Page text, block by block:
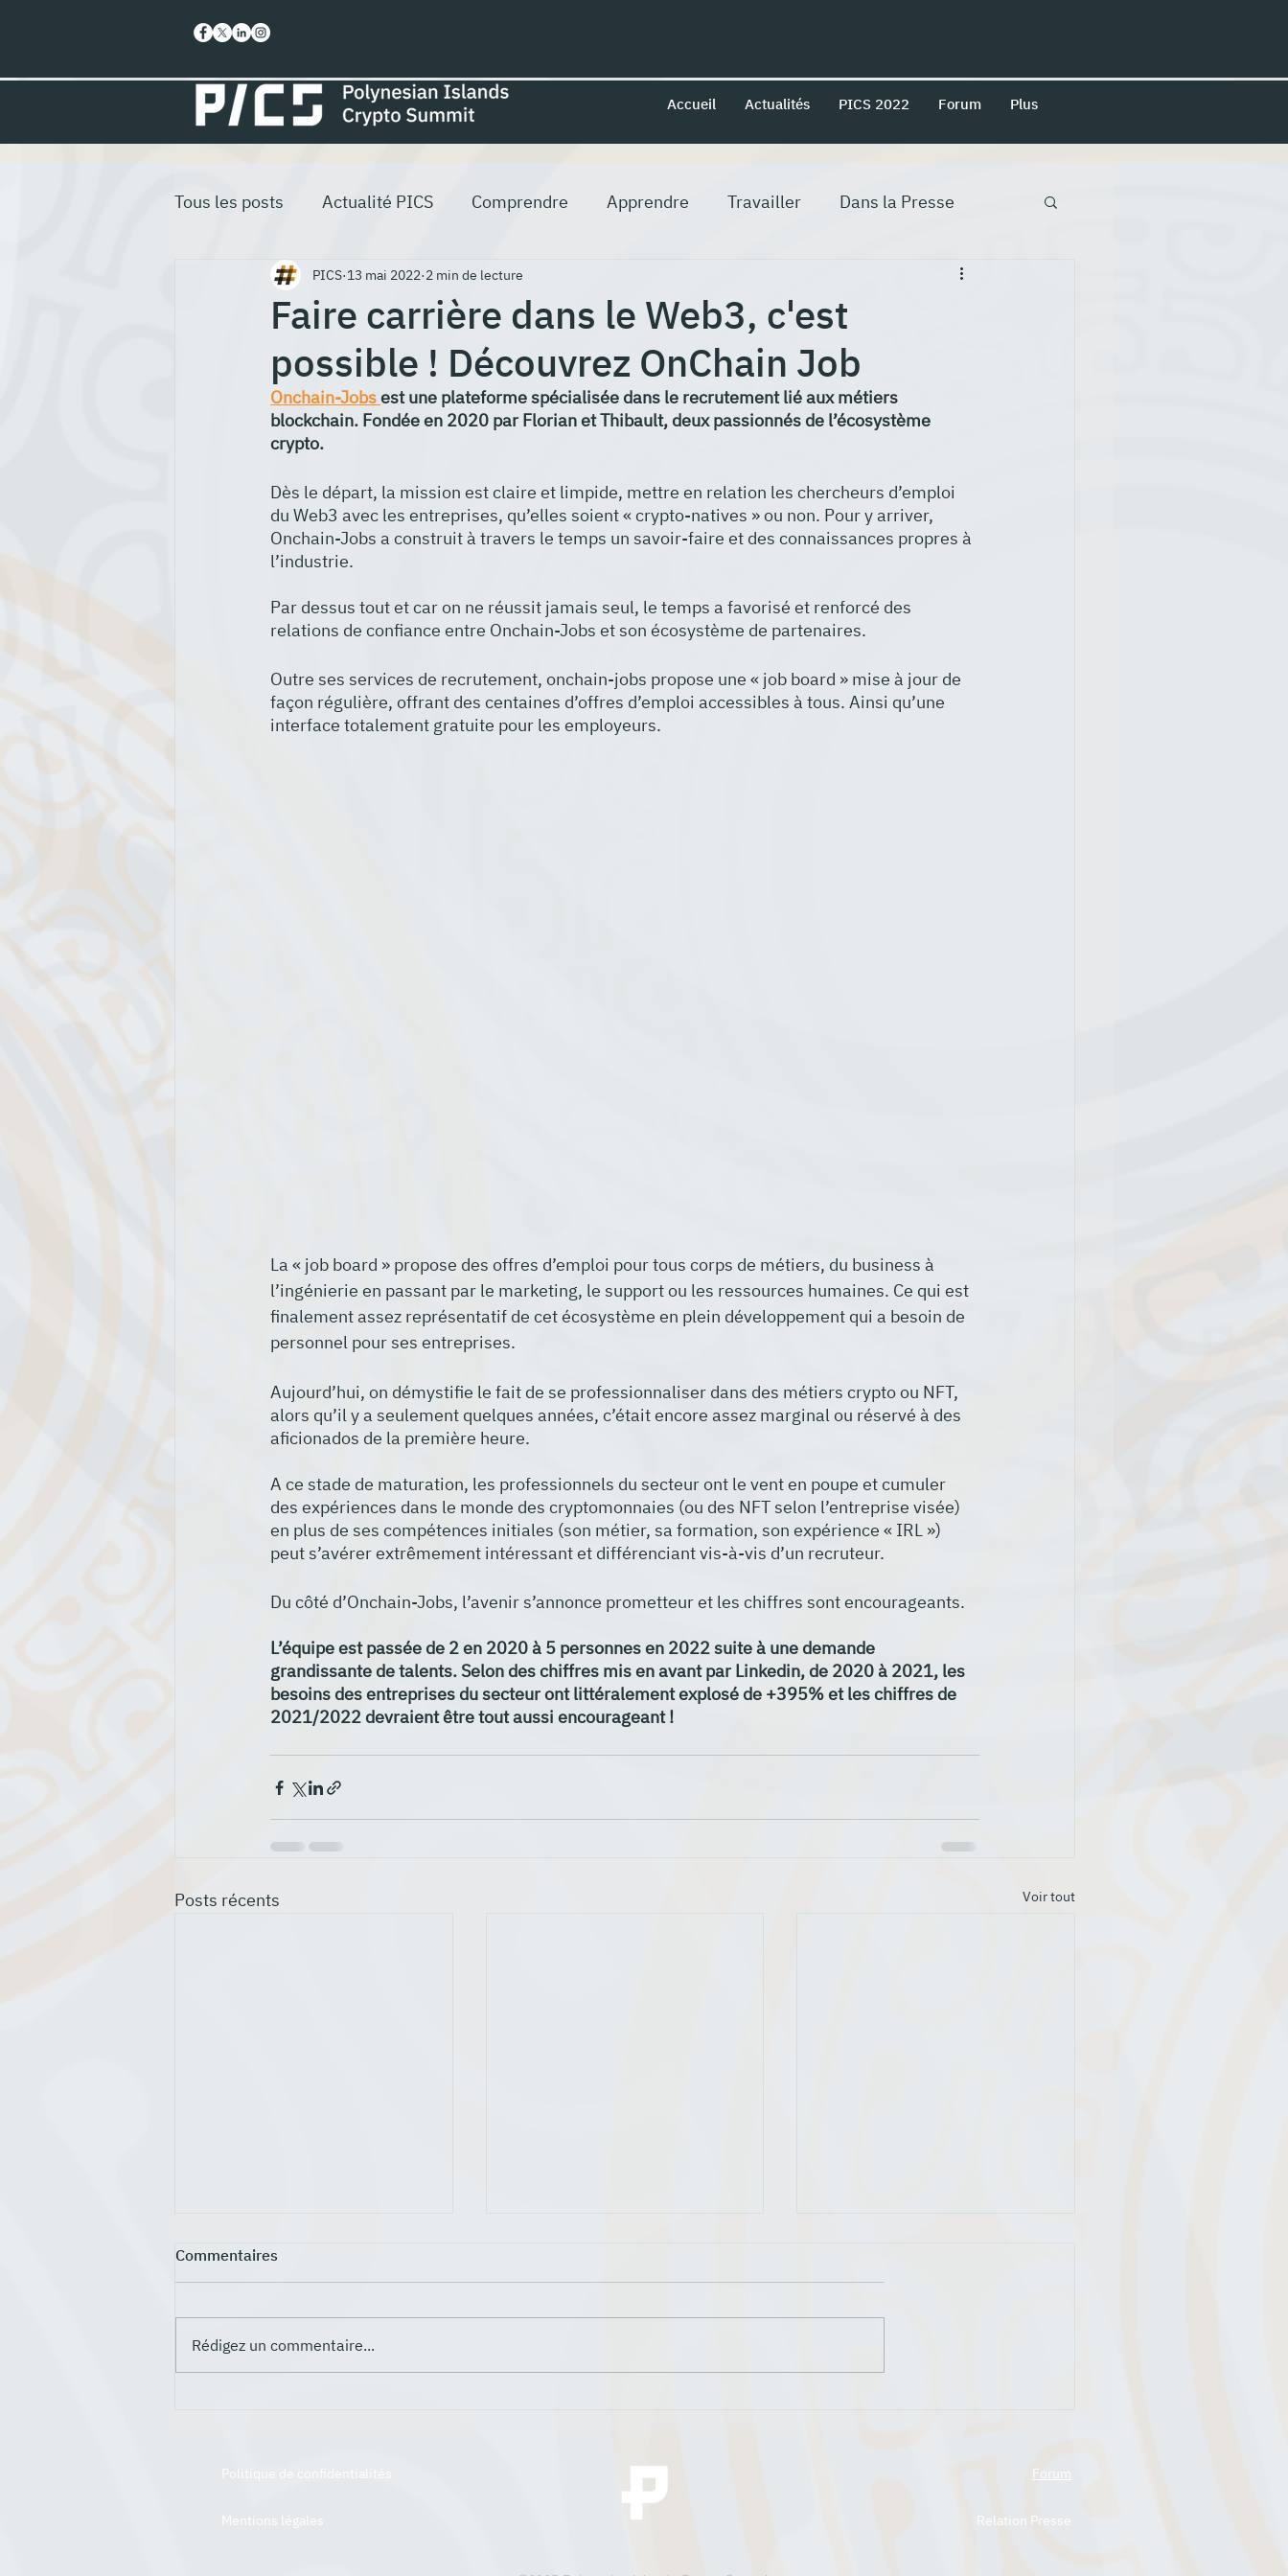
Tous les posts Actualité PICS Comprendre Apprendre Travailler Dans la Presse
Faire carrière dans le Web3, c'est
possible ! Découvrez OnChain Job
PICS 13 mai 2022 2 min de lecture
Onchain-Jobs est une plateforme spécialisée dans le recrutement lié aux métiers
blockchain. Fondée en 2020 par Florian et Thibault, deux passionnés de l’écosystème
crypto.
Dès le départ, la mission est claire et limpide, mettre en relation les chercheurs d’emploi
du Web3 avec les entreprises, qu’elles soient « crypto-natives » ou non. Pour y arriver,
Onchain-Jobs a construit à travers le temps un savoir-faire et des connaissances propres à
l’industrie.
Par dessus tout et car on ne réussit jamais seul, le temps a favorisé et renforcé des
relations de confiance entre Onchain-Jobs et son écosystème de partenaires.
Outre ses services de recrutement, onchain-jobs propose une « job board » mise à jour de
façon régulière, offrant des centaines d’offres d’emploi accessibles à tous. Ainsi qu’une
interface totalement gratuite pour les employeurs.
La « job board » propose des offres d’emploi pour tous corps de métiers, du business à
l’ingénierie en passant par le marketing, le support ou les ressources humaines. Ce qui est
finalement assez représentatif de cet écosystème en plein développement qui a besoin de
personnel pour ses entreprises.
Aujourd’hui, on démystifie le fait de se professionnaliser dans des métiers crypto ou NFT,
alors qu’il y a seulement quelques années, c’était encore assez marginal ou réservé à des
aficionados de la première heure.
A ce stade de maturation, les professionnels du secteur ont le vent en poupe et cumuler
des expériences dans le monde des cryptomonnaies (ou des NFT selon l’entreprise visée)
en plus de ses compétences initiales (son métier, sa formation, son expérience « IRL »)
peut s’avérer extrêmement intéressant et différenciant vis-à-vis d’un recruteur.
Du côté d’Onchain-Jobs, l’avenir s’annonce prometteur et les chiffres sont encourageants.
L’équipe est passée de 2 en 2020 à 5 personnes en 2022 suite à une demande
grandissante de talents. Selon des chiffres mis en avant par Linkedin, de 2020 à 2021, les
besoins des entreprises du secteur ont littéralement explosé de +395% et les chiffres de
2021/2022 devraient être tout aussi encourageant !
Posts récents Voir tout
Web3
Commentaires
Rédigez un commentaire...
Accueil Actualités PICS 2022 Forum Plus
Politique de confidentialités
Mentions légales
Forum
Relation Presse